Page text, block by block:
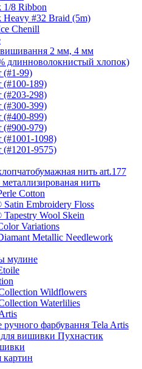
1/8 Ribbon
Heavy #32 Braid (5m)
Chenill
вишивання 2 мм, 4 мм
длинноволокнистый хлопок)
(#1-99)
(#100-189)
(#203-298)
(#300-399)
(#400-899)
(#900-979)
(#1001-1098)
(#1201-9575)
нить art.177
нить
Cotton
Embroidery Floss
Wool Skein
Variations
Metallic Needlework
мулине
Wildflowers
Waterlilies
ручного фарбування Tela Artis
вишивки Пухнастик